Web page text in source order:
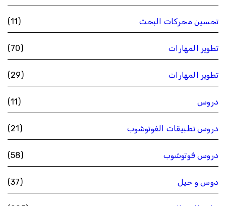
تحسين محركات البحث (11)
تطوير المهارات (70)
تطوير المهارات (29)
دروس (11)
دروس تطبيقات الفوتوشوب (21)
دروس فوتوشوب (58)
دوس و حيل (37)